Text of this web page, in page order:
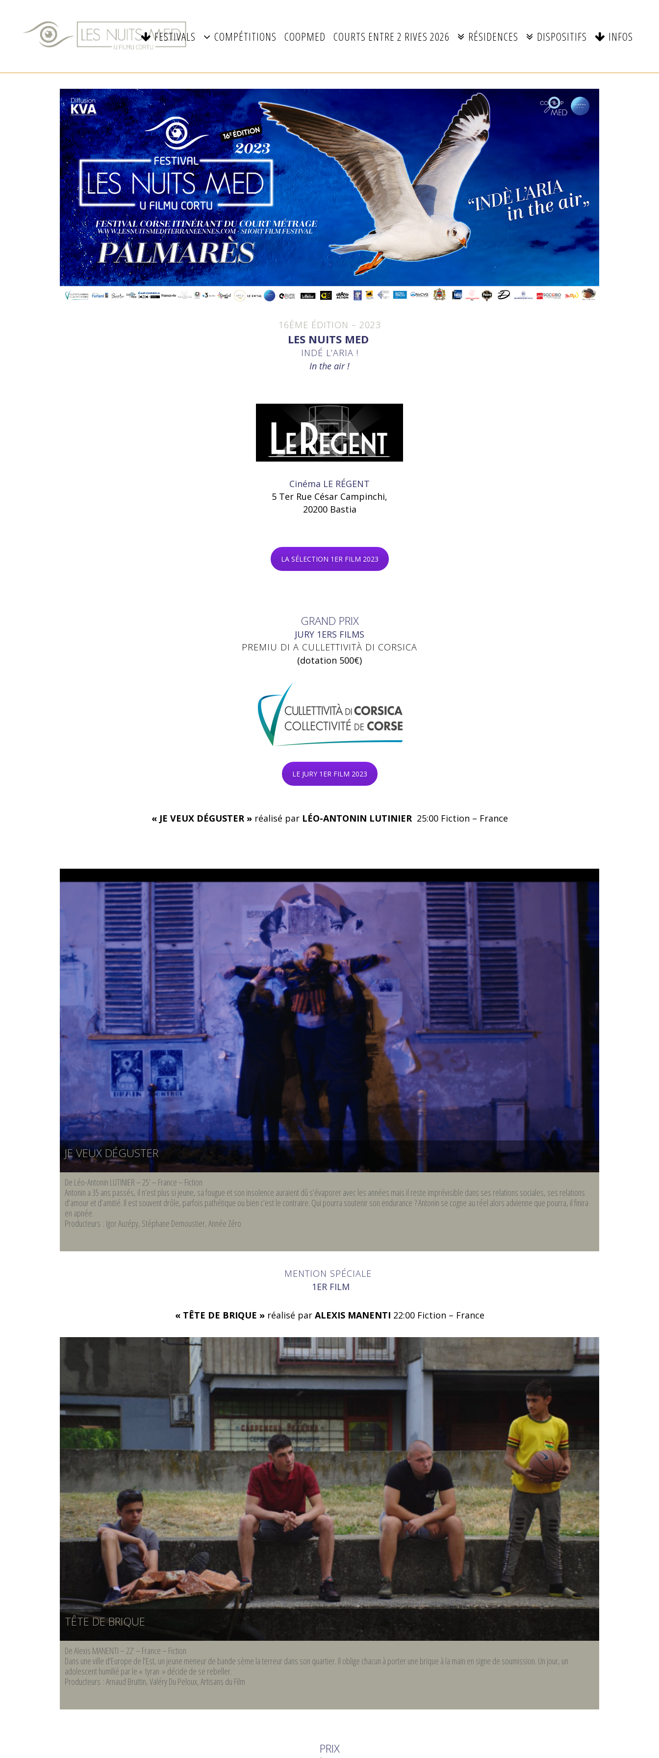
FESTIVALS COMPÉTITIONS COOPMED COURTS ENTRE 2 RIVES 2026 RÉSIDENCES DISPOSITIFS INFOS
16ÈME ÉDITION – 2023
LES NUITS MED
INDÉ L’ARIA !
In the air !
Cinéma LE RÉGENT
5 Ter Rue César Campinchi,
20200 Bastia
LA SÉLECTION 1ER FILM 2023
GRAND PRIX
JURY 1ERS FILMS
PREMIU DI A CULLETTIVITÀ DI CORSICA
(dotation 500€)
LE JURY 1ER FILM 2023
« JE VEUX DÉGUSTER » réalisé par LÉO-ANTONIN LUTINIER 25:00 Fiction – France
JE VEUX DÉGUSTER
De Léo-Antonin LUTINIER – 25’ – France – Fiction
Antonin a 35 ans passés, il n’est plus si jeune, sa fougue et son insolence auraient dû s’évaporer avec les années mais il reste imprévisible dans ses relations sociales, ses relations
d’amour et d’amitié. Il est souvent drôle, parfois pathétique ou bien c’est le contraire. Qui pourra soutenir son endurance ? Antonin se cogne au réel alors advienne que pourra, il finira
en apnée.
Producteurs : Igor Auzépy, Stéphane Demoustier, Année Zéro
MENTION SPÉCIALE
1ER FILM
« TÊTE DE BRIQUE »réalisé par ALEXIS MANENTI 22:00 Fiction – France
TÊTE DE BRIQUE
De Alexis MANENTI – 22’ – France – Fiction
Dans une ville d’Europe de l’Est, un jeune meneur de bande sème la terreur dans son quartier. Il oblige chacun à porter une brique à la main en signe de soumission. Un jour, un
adolescent humilié par le « tyran » décide de se rebeller.
Producteurs : Arnaud Bruttin, Valéry Du Peloux, Artisans du Film
PRIX